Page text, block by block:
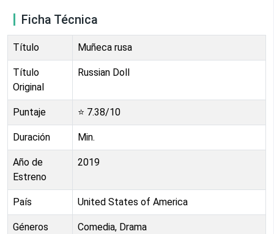
Ficha Técnica
Título Muñeca rusa
Título
Original
Russian Doll
Puntaje ⭐ 7.38/10
Duración Min.
Año de
Estreno
2019
País United States of America
Géneros Comedia, Drama